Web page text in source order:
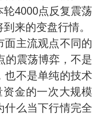
笔试第一被劝弃考涉事副校长被撤职
4000点反复震荡
来的变盘行情。
主流观点不同的
的震荡博弈，不是
也不是单纯的技术
金的一次大规模
什么当下行情完全